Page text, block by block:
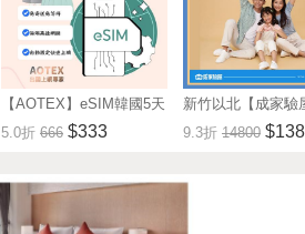
【AOTEX】eSIM韓國5天
無限高速網路吃到飽兌換
券(MO)
5.0折 666 $333
新竹以北【成家驗
25坪 (三房格局)超
券 (MO)
9.3折 14800